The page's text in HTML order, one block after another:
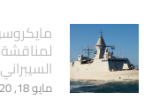
مايو 18, 2020